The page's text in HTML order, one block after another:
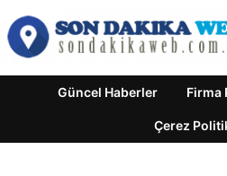
Güncel Haberler Firma
Çerez